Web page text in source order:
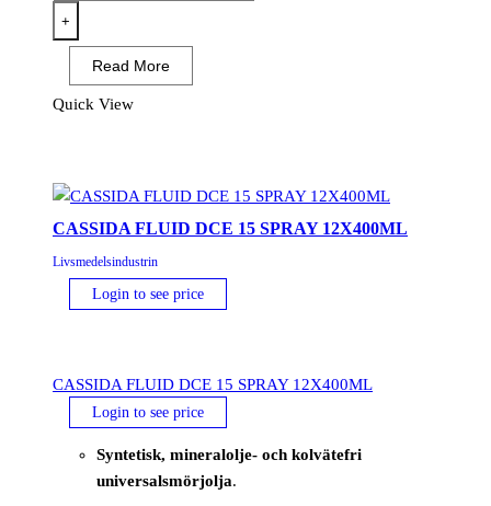
Multi-
Lube
400ml
+
Read More
Quick View
CASSIDA FLUID DCE 15 SPRAY 12X400ML
Livsmedelsindustrin
Login to see price
CASSIDA FLUID DCE 15 SPRAY 12X400ML
Login to see price
Syntetisk, mineralolje- och kolvätefri
universalsmörjolja.